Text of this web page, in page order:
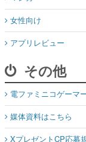
女性向け
アプリレビュー
その他
電ファミニコゲーマ
媒体資料はこちら
XプレゼントCP応募